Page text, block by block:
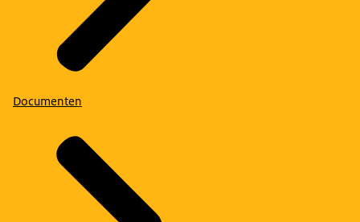
Documenten